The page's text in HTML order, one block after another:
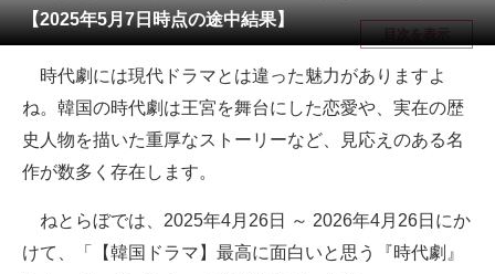
メディア
注目記事を集めた総合ページ
ITの今と未来を見通す
スマホと通信の最新トレンド
好きが集まる 比べて選べる
【2025年5月7日時点の途中結果】
目次を表示
時代劇には現代ドラマとは違った魅力がありますよ
ね。韓国の時代劇は王宮を舞台にした恋愛や、実在の歴
史人物を描いた重厚なストーリーなど、見応えのある名
作が数多く存在します。
ねとらぼでは、2025年4月26日 ～ 2026年4月26日にか
けて、「【韓国ドラマ】最高に面白いと思う『時代劇』